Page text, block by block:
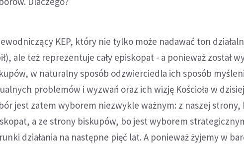
KEP, który nie tylko może nadawać ton
ale też reprezentuje cały episkopat - a ponieważ został
w naturalny sposób odzwierciedla ich sposób
problemów i wyzwań oraz ich wizję Kościoła w
jest zatem wyborem niezwykle ważnym: z naszej strony,
a ze strony biskupów, bo jest wyborem
działania na następne pięć lat. A ponieważ żyjemy w